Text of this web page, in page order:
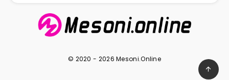
© 2020 - 2026 Mesoni.Online